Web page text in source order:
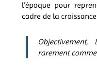
l’époque pour
cadre de la
rarement